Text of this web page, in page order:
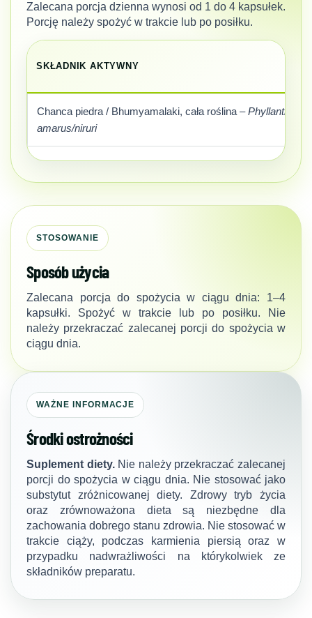
Zalecana porcja dzienna wynosi od 1 do 4 kapsułek.
Porcję należy spożyć w trakcie lub po posiłku.
SKŁADNIK AKTYWNY
Chanca piedra / Bhumyamalaki, cała roślina –Phyllanthus
amarus/niruri
STOSOWANIE
Sposób użycia
Zalecana porcja do spożycia w ciągu dnia: 1–4
kapsułki. Spożyć w trakcie lub po posiłku. Nie
należy przekraczać zalecanej porcji do spożycia w
ciągu dnia.
WAŻNE INFORMACJE
Środki ostrożności
Suplement diety.Nie należy przekraczać zalecanej
porcji do spożycia w ciągu dnia. Nie stosować jako
substytut zróżnicowanej diety. Zdrowy tryb życia
oraz zrównoważona dieta są niezbędne dla
zachowania dobrego stanu zdrowia. Nie stosować w
trakcie ciąży, podczas karmienia piersią oraz w
przypadku nadwrażliwości na którykolwiek ze
składników preparatu.